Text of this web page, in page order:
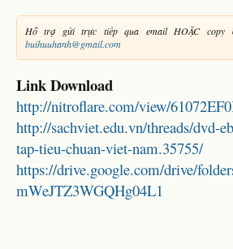
Hỗ trợ gửi trực tiếp qua email HOẶC copy
buihuuhanh@gmail.com
Link Download
http://nitroflare.com/view/
http://sachviet.edu.vn/threads/dvd-
tap-tieu-chuan-viet-nam.35755/
https://drive.google.com/drive/
mWeJTZ3WGQHg04L1